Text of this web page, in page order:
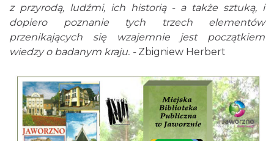
z przyrodą, ludźmi, ich historią - a także sztuką, i
dopiero poznanie tych trzech elementów
przenikających się wzajemnie jest początkiem
wiedzy o badanym kraju. - Zbigniew Herbert